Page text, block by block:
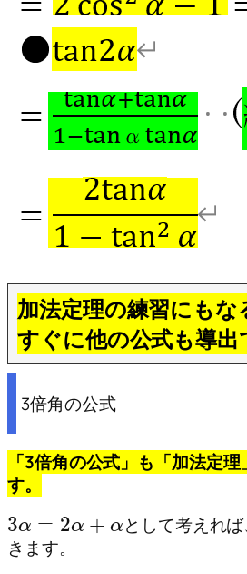
加法定理の練習にもな
すぐに他の公式も導出
3倍角の公式
「3倍角の公式」も「加法定
す。
3α = 2α + αとして考えれ
きます。